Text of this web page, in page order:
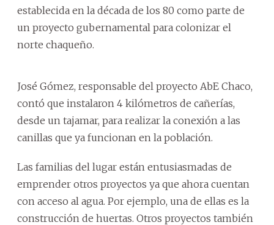
establecida en la década de los 80 como parte de
un proyecto gubernamental para colonizar el
norte chaqueño.
José Gómez, responsable del proyecto AbE Chaco,
contó que instalaron 4 kilómetros de cañerías,
desde un tajamar, para realizar la conexión a las
canillas que ya funcionan en la población.
Las familias del lugar están entusiasmadas de
emprender otros proyectos ya que ahora cuentan
con acceso al agua. Por ejemplo, una de ellas es la
construcción de huertas. Otros proyectos también